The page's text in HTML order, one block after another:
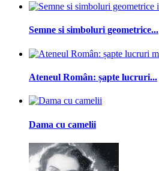
Semne si simboluri geometrice...
Ateneul Român: șapte lucruri...
Dama cu camelii